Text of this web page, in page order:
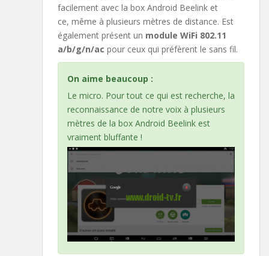
facilement avec la box Android Beelink et
ce, même à plusieurs mètres de distance. Est
également présent un module WiFi 802.11
a/b/g/n/ac pour ceux qui préfèrent le sans fil.
On aime beaucoup :
Le micro. Pour tout ce qui est recherche, la
reconnaissance de notre voix à plusieurs
mètres de la box Android Beelink est
vraiment bluffante !